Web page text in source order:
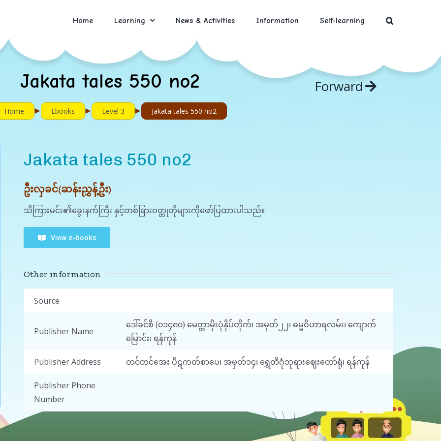
Home Learning News & Activities Information Self-learning
Jakata tales 550 no2 Forward
Home ► Ebooks ► Level 3 ► Jakata tales 550 no2
Jakata tales 550 no2
ဦးလှခင်(ဆန်းညွှန့်ဦး)
သိကြားမင်း၏ခွေးနက်ကြီး နှင့်တစ်ခြားဝတ္တုတိုများကိုဖော်ပြထားပါသည်။
View e-books
Other information
Source
Publisher Name
ဒေါ်ခင်စီ (၀၁၄၈၀) မေတ္တာမိုးပုံနှိပ်တိုက်၊ အမှတ်၂၂၊ ဓမ္မဝိဟာရလမ်း၊ ကျောက်
မြောင်း၊ ရန်ကုန်
Publisher Address တင်တင်အေး ပိဋကတ်စာပေ၊ အမှတ်၁၄၊ ရွှေတိဂုံဘုရားဈေးတော်ရုံ၊ ရန်ကုန်
Publisher Phone
Number